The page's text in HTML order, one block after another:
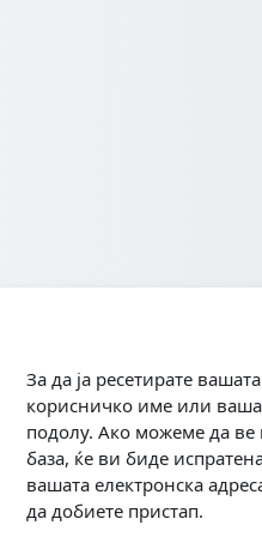
За да ја ресетирате
корисничко име или
подолу. Ако можеме да ве
база, ќе ви биде
вашата електронска
да добиете пристап.